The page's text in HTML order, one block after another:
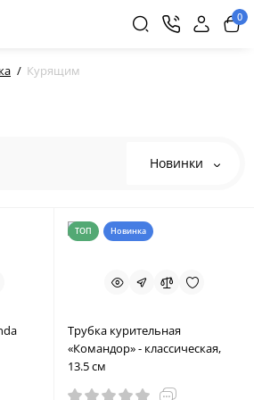
0
Курящим
Новинки
ТОП Новинка
Трубка курительная
«Командор» - классическая,
13.5 см